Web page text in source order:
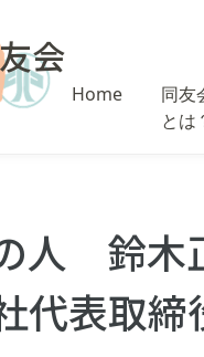
会
Home
同友
とは
人 鈴
代表取締